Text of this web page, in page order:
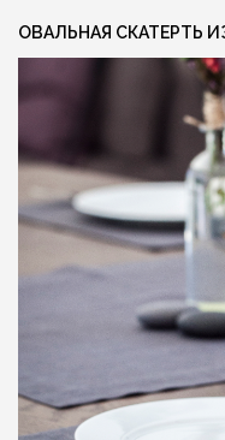
ОВАЛЬНАЯ СКАТЕРТЬ
Я даю согласие на
данных и соглашаюсь с
конфиденциальности
СОЦ. СЕТИ
ОСТАВИТЬ ЗАЯВКУ +